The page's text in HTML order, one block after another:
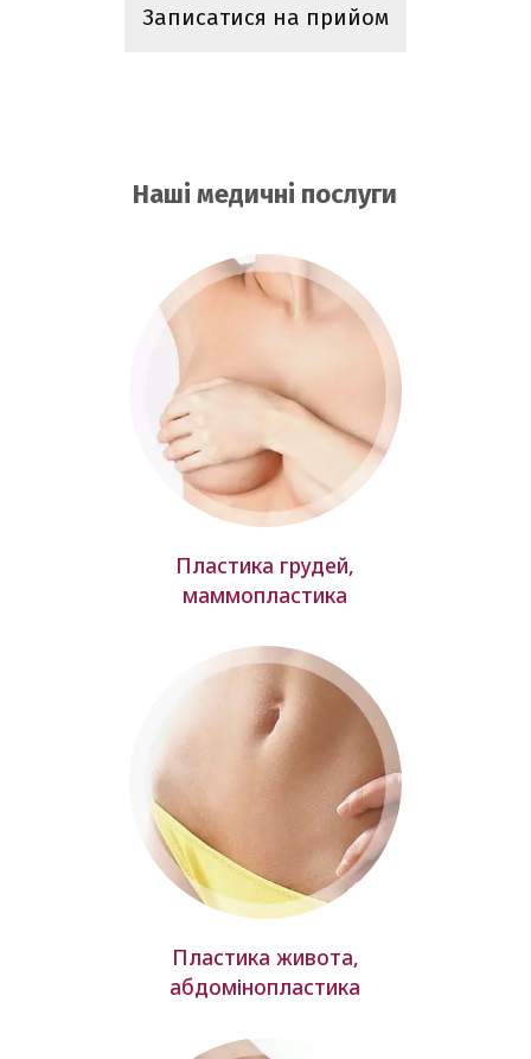
Записатися на прийом
Наші медичні послуги
Пластика грудей,
маммопластика
Пластика живота,
абдомінопластика